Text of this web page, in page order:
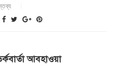
আবহাওয়া